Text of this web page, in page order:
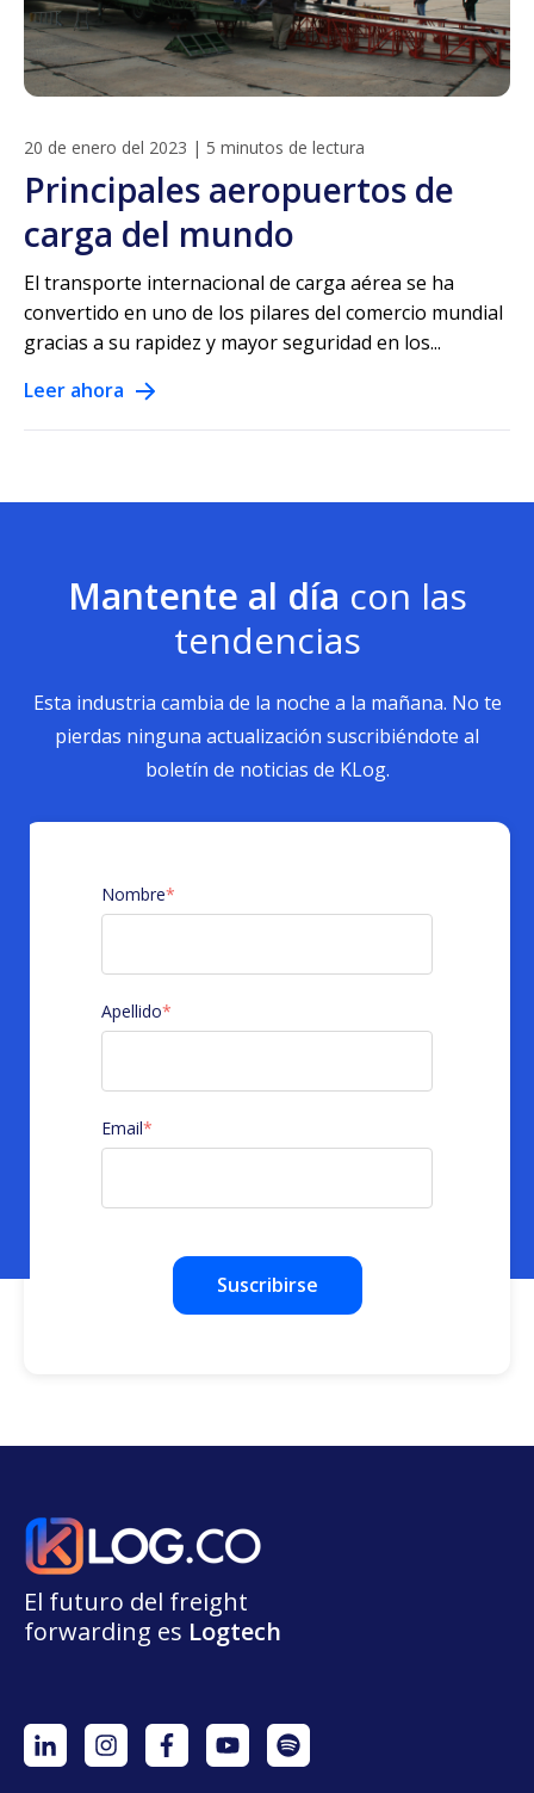
20 de enero del 2023 | 5 minutos de lectura
Principales aeropuertos de
carga del mundo
El transporte internacional de carga aérea se ha
convertido en uno de los pilares del comercio mundial
gracias a su rapidez y mayor seguridad en los...
Leer ahora
Mantente al día con las
tendencias
Esta industria cambia de la noche a la mañana. No te
pierdas ninguna actualización suscribiéndote al
boletín de noticias de KLog.
Nombre*
Apellido*
Email*
El futuro del freight
forwarding es Logtech